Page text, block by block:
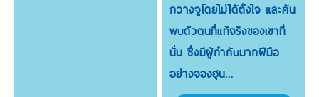
กวางจูโดยไม่ได้ตั้งใจ และค้น
พบตัวตนที่แท้จริงของเขาที่
นั่น ซึ่งมีผู้กำกับมากฝีมือ
อย่างจองฮุน...